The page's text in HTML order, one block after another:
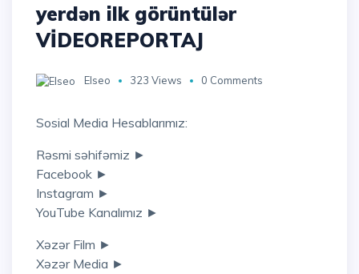
yerdən ilk görüntülər
VİDEOREPORTAJ
Elseo 323 Views 0 Comments
Sosial Media Hesablarımız:
Rəsmi səhifəmiz ►
Facebook ►
Instagram ►
YouTube Kanalımız ►
Xəzər Film ►
Xəzər Media ►